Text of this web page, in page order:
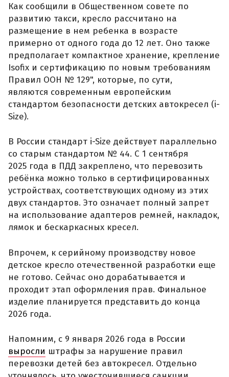
Как сообщили в Общественном совете по
развитию такси, кресло рассчитано на
размещение в нем ребенка в возрасте
примерно от одного года до 12 лет. Оно также
предполагает компактное хранение, крепление
Isofix и сертификацию по новым требованиям
Правил ООН № 129", которые, по сути,
являются современным европейским
стандартом безопасности детских автокресел (i-
Size).
В России стандарт i-Size действует параллельно
со старым стандартом № 44. С 1 сентября
2025 года в ПДД закреплено, что перевозить
ребёнка можно только в сертифицированных
устройствах, соответствующих одному из этих
двух стандартов. Это означает полный запрет
на использование адаптеров ремней, накладок,
лямок и бескаркасных кресел.
Впрочем, к серийному производству новое
детское кресло отечественной разработки еще
не готово. Сейчас оно дорабатывается и
проходит этап оформления прав. Финальное
изделие планируется представить до конца
2026 года.
Напомним, с 9 января 2026 года в России
выросли штрафы за нарушение правил
перевозки детей без автокресел. Отдельно